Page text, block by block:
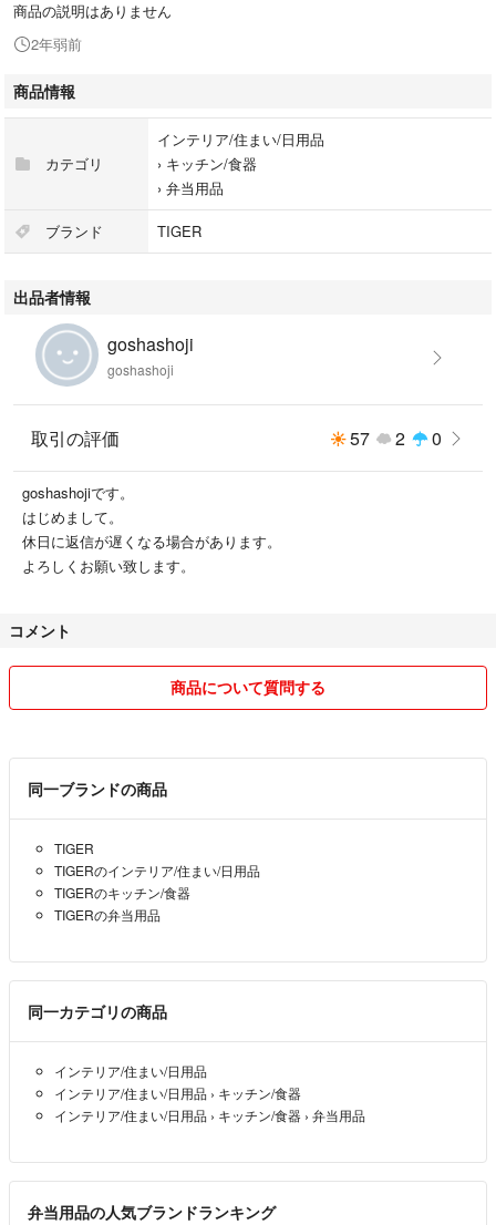
商品の説明はありません
2年弱前
商品情報
カテゴリ
インテリア/住まい/日用品
› キッチン/食器
› 弁当用品
ブランド TIGER
出品者情報
goshashoji
goshashoji
取引の評価 57 2 0
goshashojiです。
はじめまして。
休日に返信が遅くなる場合があります。
よろしくお願い致します。
コメント
商品について質問する
同一ブランドの商品
TIGER
TIGERのインテリア/住まい/日用品
TIGERのキッチン/食器
TIGERの弁当用品
同一カテゴリの商品
インテリア/住まい/日用品
インテリア/住まい/日用品 › キッチン/食器
インテリア/住まい/日用品 › キッチン/食器 › 弁当用品
弁当用品の人気ブランドランキング